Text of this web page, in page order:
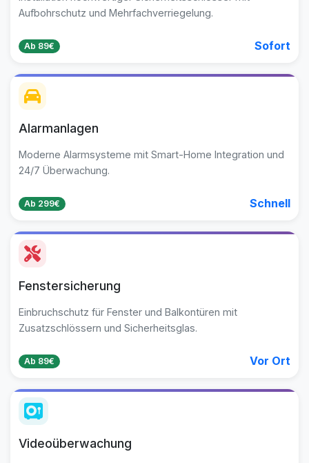
Aufbohrschutz und Mehrfachverriegelung.
Ab 89€ Sofort
Alarmanlagen
Moderne Alarmsysteme mit Smart-Home Integration und
24/7 Überwachung.
Ab 299€ Schnell
Fenstersicherung
Einbruchschutz für Fenster und Balkontüren mit
Zusatzschlössern und Sicherheitsglas.
Ab 89€ Vor Ort
Videoüberwachung